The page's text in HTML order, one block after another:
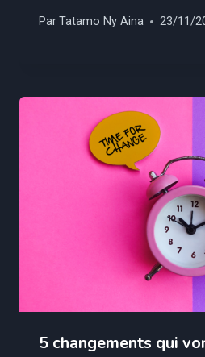
ParTatamo Ny Aina 23/11/
5 changements qui